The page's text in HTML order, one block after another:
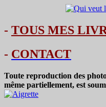
- TOUS MES
- CONTACT
Toute reproduction des
même partiellement, est